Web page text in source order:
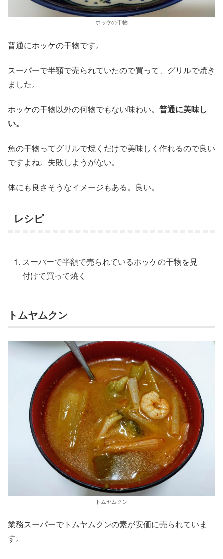
ホッケの干物
普通にホッケの干物です。
スーパーで半額で売られていたので買って、グリルで焼き
ました。
ホッケの干物以外の何物でもない味わい。 普通に美味し
い。
魚の干物ってグリルで焼くだけで美味しく作れるので良い
ですよね。失敗しようがない。
体にも良さそうなイメージもある。良い。
レシピ
スーパーで半額で売られているホッケの干物を見
付けて買って焼く
トムヤムクン
トムヤムクン
業務スーパーでトムヤムクンの素が安価に売られていま
す。